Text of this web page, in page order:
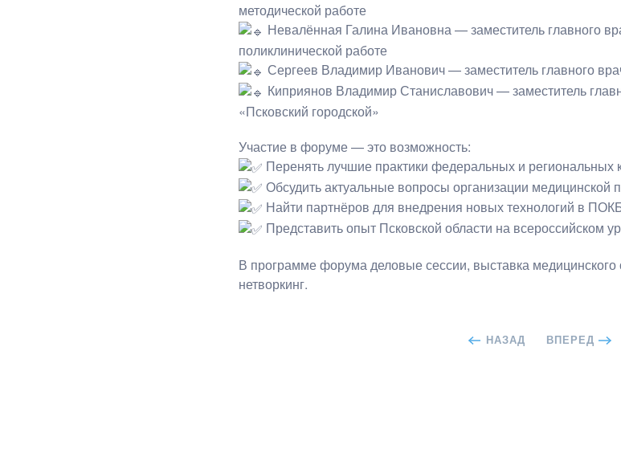
методической работе
Невалённая Галина Ивановна — заместитель главного
поликлинической работе
Сергеев Владимир Иванович — заместитель главного
Киприянов Владимир Станиславович — заместитель
«Псковский городской»
Участие в форуме — это возможность:
Перенять лучшие практики федеральных и региональных
Обсудить актуальные вопросы организации медицинской
Найти партнёров для внедрения новых технологий в
Представить опыт Псковской области на всероссийском
В программе форума деловые сессии, выставка медицинского
нетворкинг.
НАЗАД ВПЕРЕД